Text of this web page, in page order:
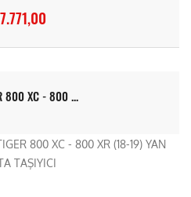
800 XC - 800 ...